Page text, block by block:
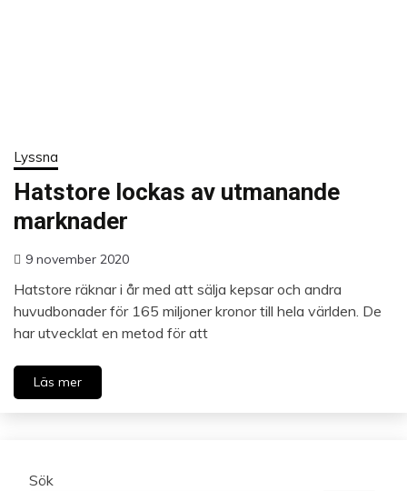
Lyssna
Hatstore lockas av utmanande
marknader
9 november 2020
Hatstore räknar i år med att sälja kepsar och andra
huvudbonader för 165 miljoner kronor till hela världen. De
har utvecklat en metod för att
Läs mer
Sök